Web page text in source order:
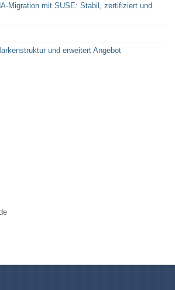
Migration mit SUSE: Stabil, zertifiziert und
und erweitert Angebot